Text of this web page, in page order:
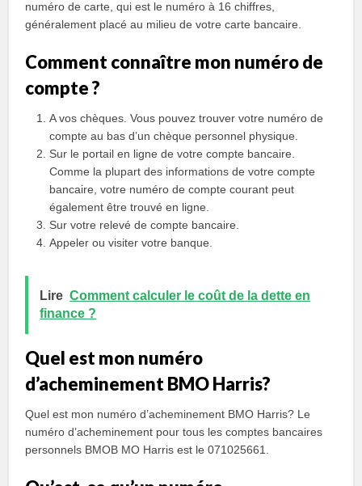
numéro de carte, qui est le numéro à 16 chiffres,
généralement placé au milieu de votre carte bancaire.
Comment connaître mon numéro de
compte ?
A vos chèques. Vous pouvez trouver votre numéro de
compte au bas d’un chèque personnel physique.
Sur le portail en ligne de votre compte bancaire.
Comme la plupart des informations de votre compte
bancaire, votre numéro de compte courant peut
également être trouvé en ligne.
Sur votre relevé de compte bancaire.
Appeler ou visiter votre banque.
Lire Comment calculer le coût de la dette en
finance ?
Quel est mon numéro
d’acheminement BMO Harris?
Quel est mon numéro d’acheminement BMO Harris? Le
numéro d’acheminement pour tous les comptes bancaires
personnels BMOB MO Harris est le 071025661.